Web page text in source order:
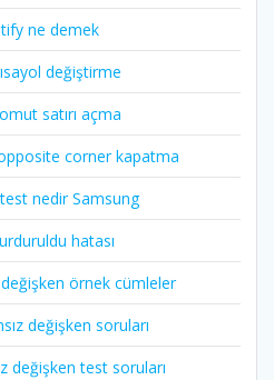
ne demek
değiştirme
satırı açma
corner kapatma
nedir Samsung
hatası
değişken örnek cümleler
değişken soruları
değişken test soruları